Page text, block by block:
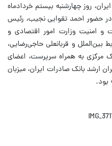
روز چهارشنبه بیستم خردادماه
حضور احمد تقوایی نجیب، رئیس
و امنیت وزارت امور اقتصادی و
بین‌الملل و قربانعلی حاجی‌رضایی،
مرکزی به همراه سرپرست، اعضای
ارشد بانک صادرات ایران، میزبان
بود.